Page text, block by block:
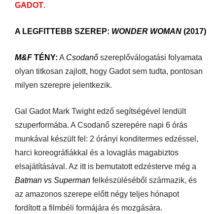
GADOT.
A LEGFITTEBB SZEREP: WONDER WOMAN (2017)
M&F TÉNY: A Csodanő szereplőválogatási folyamata
olyan titkosan zajlott, hogy Gadot sem tudta, pontosan
milyen szerepre jelentkezik.
Gal Gadot Mark Twight edző segítségével lendült
szuperformába. A Csodanő szerepére napi 6 órás
munkával készült fel: 2 órányi konditermes edzéssel,
harci koreográfiákkal és a lovaglás magabiztos
elsajátításával. Az itt is bemutatott edzésterve még a
Batman vs Superman felkészüléséből származik, és
az amazonos szerepe előtt négy teljes hónapot
fordított a filmbéli formájára és mozgására.